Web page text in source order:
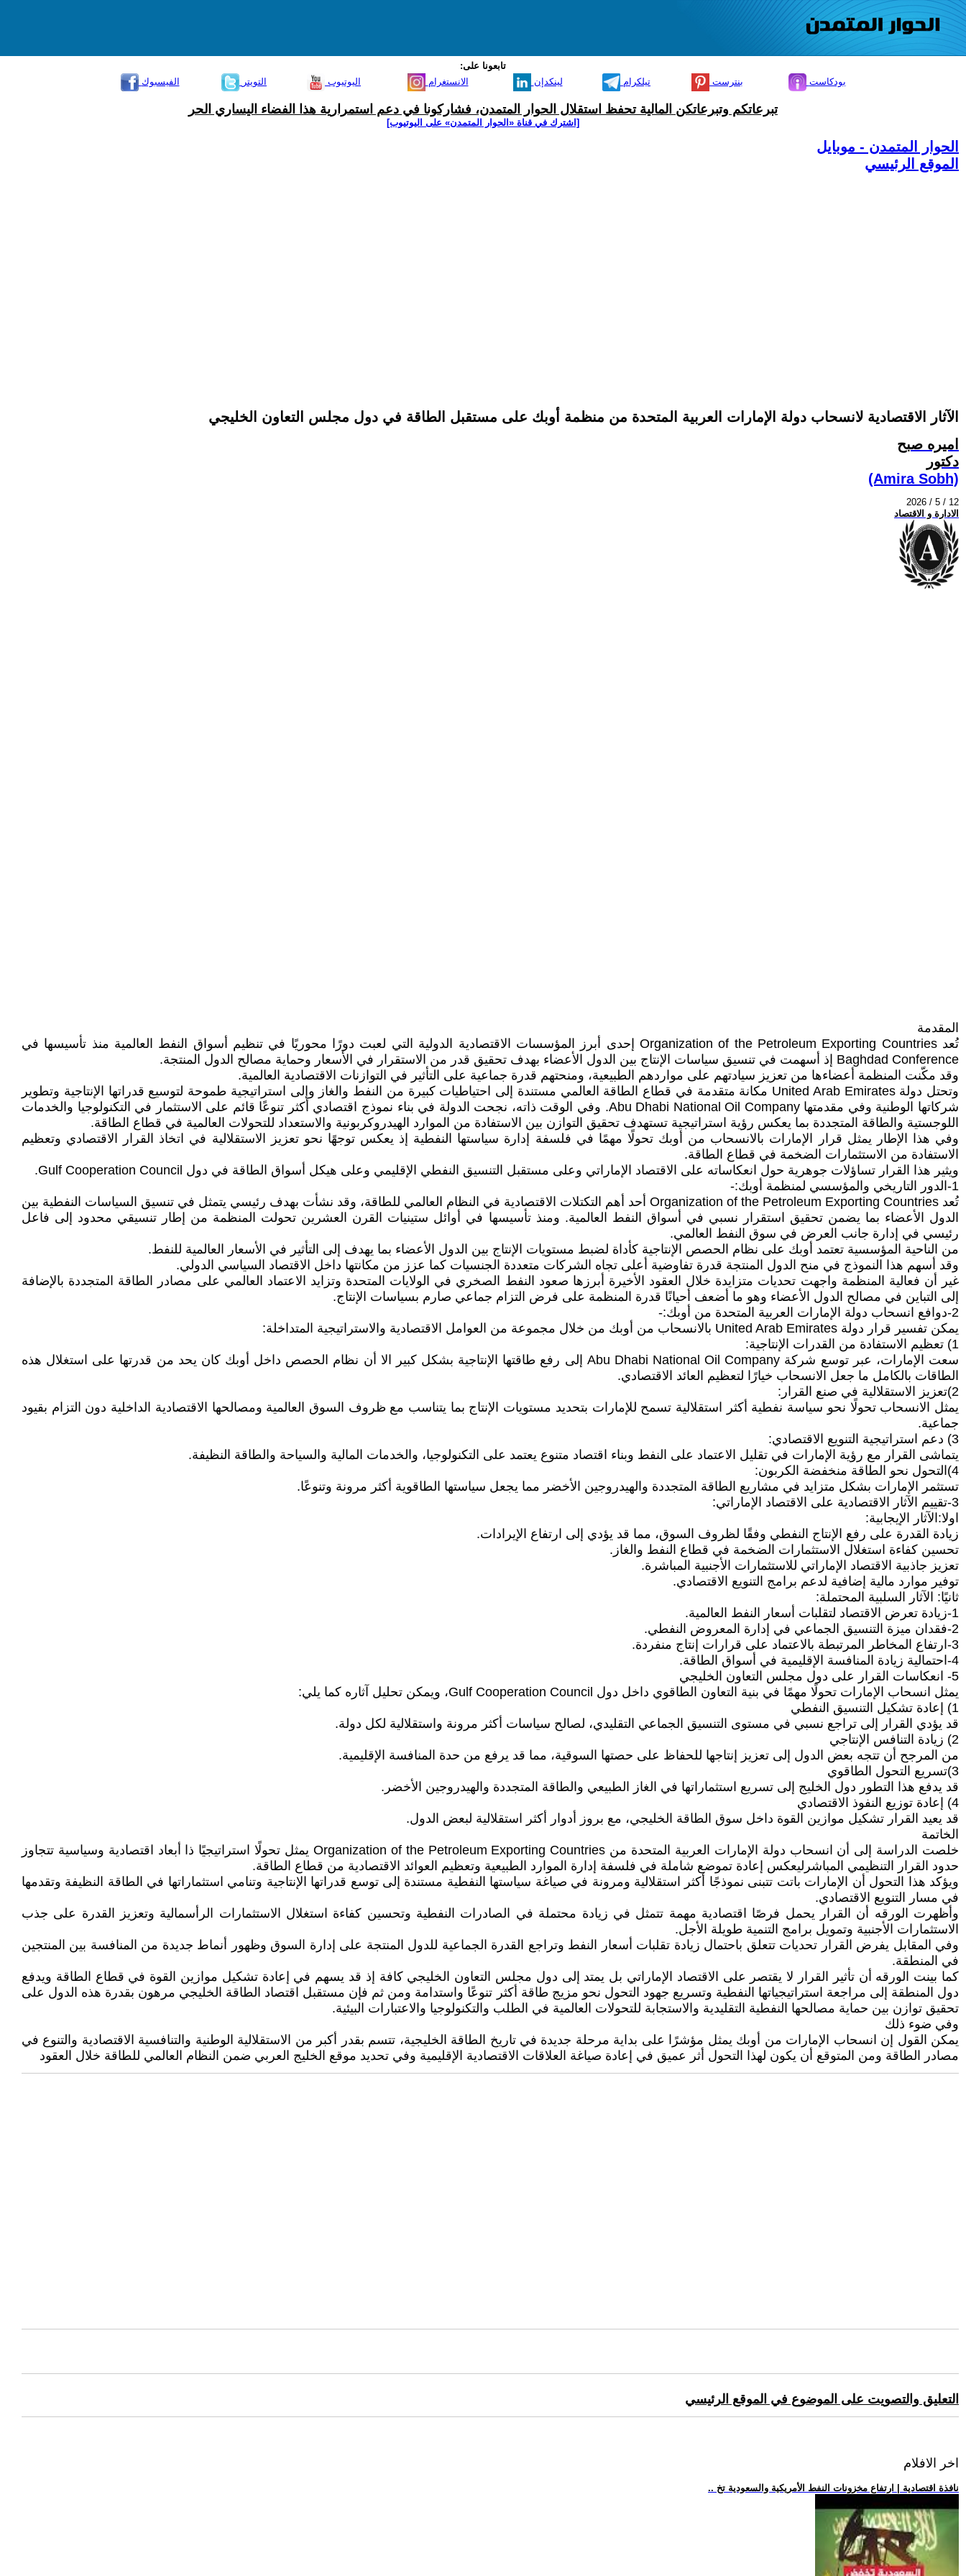
تابعونا على:
الفيسبوك
التويتر اليوتيوب الانستغرام لينكدإن تيلكرام بنترست بودكاست
تبرعاتكم وتبرعاتكن المالية تحفظ استقلال الحوار المتمدن، فشاركونا في دعم استمرارية هذا الفضاء اليساري الحر
[اشترك في قناة ‫«الحوار المتمدن» على اليوتيوب]
الحوار المتمدن - موبايل
الموقع الرئيسي
الآثار الاقتصادية لانسحاب دولة الإمارات العربية المتحدة من منظمة أوبك على مستقبل الطاقة في دول مجلس التعاون الخليجي
اميره صبح
دكتور
(Amira Sobh)
2026 / 5 / 12
الادارة و الاقتصاد
المقدمة
تُعد Organization of the Petroleum Exporting Countries إحدى أبرز المؤسسات الاقتصادية الدولية التي لعبت دورًا محوريًا في تنظيم أسواق النفط العالمية منذ تأسيسها في
Baghdad Conference إذ أسهمت في تنسيق سياسات الإنتاج بين الدول الأعضاء بهدف تحقيق قدر من الاستقرار في الأسعار وحماية مصالح الدول المنتجة.
وقد مكّنت المنظمة أعضاءها من تعزيز سيادتهم على مواردهم الطبيعية، ومنحتهم قدرة جماعية على التأثير في التوازنات الاقتصادية العالمية.
وتحتل دولة United Arab Emirates مكانة متقدمة في قطاع الطاقة العالمي مستندة إلى احتياطيات كبيرة من النفط والغاز وإلى استراتيجية طموحة لتوسيع قدراتها الإنتاجية وتطوير
شركاتها الوطنية وفي مقدمتها Abu Dhabi National Oil Company. وفي الوقت ذاته، نجحت الدولة في بناء نموذج اقتصادي أكثر تنوعًا قائم على الاستثمار في التكنولوجيا والخدمات
اللوجستية والطاقة المتجددة بما يعكس رؤية استراتيجية تستهدف تحقيق التوازن بين الاستفادة من الموارد الهيدروكربونية والاستعداد للتحولات العالمية في قطاع الطاقة.
وفي هذا الإطار يمثل قرار الإمارات بالانسحاب من أوبك تحولًا مهمًا في فلسفة إدارة سياستها النفطية إذ يعكس توجهًا نحو تعزيز الاستقلالية في اتخاذ القرار الاقتصادي وتعظيم
الاستفادة من الاستثمارات الضخمة في قطاع الطاقة.
ويثير هذا القرار تساؤلات جوهرية حول انعكاساته على الاقتصاد الإماراتي وعلى مستقبل التنسيق النفطي الإقليمي وعلى هيكل أسواق الطاقة في دول Gulf Cooperation Council.
1-الدور التاريخي والمؤسسي لمنظمة أوبك:-
تُعد Organization of the Petroleum Exporting Countries أحد أهم التكتلات الاقتصادية في النظام العالمي للطاقة، وقد نشأت بهدف رئيسي يتمثل في تنسيق السياسات النفطية بين
الدول الأعضاء بما يضمن تحقيق استقرار نسبي في أسواق النفط العالمية. ومنذ تأسيسها في أوائل ستينيات القرن العشرين تحولت المنظمة من إطار تنسيقي محدود إلى فاعل
رئيسي في إدارة جانب العرض في سوق النفط العالمي.
من الناحية المؤسسية تعتمد أوبك على نظام الحصص الإنتاجية كأداة لضبط مستويات الإنتاج بين الدول الأعضاء بما يهدف إلى التأثير في الأسعار العالمية للنفط.
وقد أسهم هذا النموذج في منح الدول المنتجة قدرة تفاوضية أعلى تجاه الشركات متعددة الجنسيات كما عزز من مكانتها داخل الاقتصاد السياسي الدولي.
غير أن فعالية المنظمة واجهت تحديات متزايدة خلال العقود الأخيرة أبرزها صعود النفط الصخري في الولايات المتحدة وتزايد الاعتماد العالمي على مصادر الطاقة المتجددة بالإضافة
إلى التباين في مصالح الدول الأعضاء وهو ما أضعف أحيانًا قدرة المنظمة على فرض التزام جماعي صارم بسياسات الإنتاج.
2-دوافع انسحاب دولة الإمارات العربية المتحدة من أوبك:-
يمكن تفسير قرار دولة United Arab Emirates بالانسحاب من أوبك من خلال مجموعة من العوامل الاقتصادية والاستراتيجية المتداخلة:
1) تعظيم الاستفادة من القدرات الإنتاجية:
سعت الإمارات، عبر توسع شركة Abu Dhabi National Oil Company إلى رفع طاقتها الإنتاجية بشكل كبير الا أن نظام الحصص داخل أوبك كان يحد من قدرتها على استغلال هذه
الطاقات بالكامل ما جعل الانسحاب خيارًا لتعظيم العائد الاقتصادي.
2)تعزيز الاستقلالية في صنع القرار:
يمثل الانسحاب تحولًا نحو سياسة نفطية أكثر استقلالية تسمح للإمارات بتحديد مستويات الإنتاج بما يتناسب مع ظروف السوق العالمية ومصالحها الاقتصادية الداخلية دون التزام بقيود
جماعية.
3) دعم استراتيجية التنويع الاقتصادي:
يتماشى القرار مع رؤية الإمارات في تقليل الاعتماد على النفط وبناء اقتصاد متنوع يعتمد على التكنولوجيا، والخدمات المالية والسياحة والطاقة النظيفة.
4)التحول نحو الطاقة منخفضة الكربون:
تستثمر الإمارات بشكل متزايد في مشاريع الطاقة المتجددة والهيدروجين الأخضر مما يجعل سياستها الطاقوية أكثر مرونة وتنوعًا.
3-تقييم الآثار الاقتصادية على الاقتصاد الإماراتي:
اولا:الآثار الإيجابية:
زيادة القدرة على رفع الإنتاج النفطي وفقًا لظروف السوق، مما قد يؤدي إلى ارتفاع الإيرادات.
تحسين كفاءة استغلال الاستثمارات الضخمة في قطاع النفط والغاز.
تعزيز جاذبية الاقتصاد الإماراتي للاستثمارات الأجنبية المباشرة.
توفير موارد مالية إضافية لدعم برامج التنويع الاقتصادي.
ثانيًا: الآثار السلبية المحتملة:
1-زيادة تعرض الاقتصاد لتقلبات أسعار النفط العالمية.
2-فقدان ميزة التنسيق الجماعي في إدارة المعروض النفطي.
3-ارتفاع المخاطر المرتبطة بالاعتماد على قرارات إنتاج منفردة.
4-احتمالية زيادة المنافسة الإقليمية في أسواق الطاقة.
5- انعكاسات القرار على دول مجلس التعاون الخليجي
يمثل انسحاب الإمارات تحولًا مهمًا في بنية التعاون الطاقوي داخل دول Gulf Cooperation Council، ويمكن تحليل آثاره كما يلي:
1) إعادة تشكيل التنسيق النفطي
قد يؤدي القرار إلى تراجع نسبي في مستوى التنسيق الجماعي التقليدي، لصالح سياسات أكثر مرونة واستقلالية لكل دولة.
2) زيادة التنافس الإنتاجي
من المرجح أن تتجه بعض الدول إلى تعزيز إنتاجها للحفاظ على حصتها السوقية، مما قد يرفع من حدة المنافسة الإقليمية.
3)تسريع التحول الطاقوي
قد يدفع هذا التطور دول الخليج إلى تسريع استثماراتها في الغاز الطبيعي والطاقة المتجددة والهيدروجين الأخضر.
4) إعادة توزيع النفوذ الاقتصادي
قد يعيد القرار تشكيل موازين القوة داخل سوق الطاقة الخليجي، مع بروز أدوار أكثر استقلالية لبعض الدول.
الخاتمة
خلصت الدراسة إلى أن انسحاب دولة الإمارات العربية المتحدة من Organization of the Petroleum Exporting Countries يمثل تحولًا استراتيجيًا ذا أبعاد اقتصادية وسياسية تتجاوز
حدود القرار التنظيمي المباشرليعكس إعادة تموضع شاملة في فلسفة إدارة الموارد الطبيعية وتعظيم العوائد الاقتصادية من قطاع الطاقة.
ويؤكد هذا التحول أن الإمارات باتت تتبنى نموذجًا أكثر استقلالية ومرونة في صياغة سياستها النفطية مستندة إلى توسع قدراتها الإنتاجية وتنامي استثماراتها في الطاقة النظيفة وتقدمها
في مسار التنويع الاقتصادي.
وأظهرت الورقه أن القرار يحمل فرصًا اقتصادية مهمة تتمثل في زيادة محتملة في الصادرات النفطية وتحسين كفاءة استغلال الاستثمارات الرأسمالية وتعزيز القدرة على جذب
الاستثمارات الأجنبية وتمويل برامج التنمية طويلة الأجل.
وفي المقابل يفرض القرار تحديات تتعلق باحتمال زيادة تقلبات أسعار النفط وتراجع القدرة الجماعية للدول المنتجة على إدارة السوق وظهور أنماط جديدة من المنافسة بين المنتجين
في المنطقة.
كما بينت الورقه أن تأثير القرار لا يقتصر على الاقتصاد الإماراتي بل يمتد إلى دول مجلس التعاون الخليجي كافة إذ قد يسهم في إعادة تشكيل موازين القوة في قطاع الطاقة ويدفع
دول المنطقة إلى مراجعة استراتيجياتها النفطية وتسريع جهود التحول نحو مزيج طاقة أكثر تنوعًا واستدامة ومن ثم فإن مستقبل اقتصاد الطاقة الخليجي مرهون بقدرة هذه الدول على
تحقيق توازن بين حماية مصالحها النفطية التقليدية والاستجابة للتحولات العالمية في الطلب والتكنولوجيا والاعتبارات البيئية.
وفي ضوء ذلك
يمكن القول إن انسحاب الإمارات من أوبك يمثل مؤشرًا على بداية مرحلة جديدة في تاريخ الطاقة الخليجية، تتسم بقدر أكبر من الاستقلالية الوطنية والتنافسية الاقتصادية والتنوع في
مصادر الطاقة ومن المتوقع أن يكون لهذا التحول أثر عميق في إعادة صياغة العلاقات الاقتصادية الإقليمية وفي تحديد موقع الخليج العربي ضمن النظام العالمي للطاقة خلال العقود
التعليق والتصويت على الموضوع في الموقع الرئيسي
اخر الافلام
.. نافذة اقتصادية | ارتفاع مخزونات النفط الأمريكية والسعودية تخ